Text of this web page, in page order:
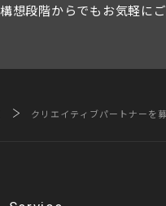
想段階からでもお気軽にご
クリエイティブパートナーを